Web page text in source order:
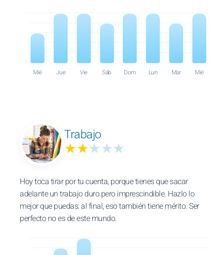
Mié Jue Vie Sáb Dom Lun Mar Mié
Trabajo
★★★★★
Hoy toca tirar por tu cuenta, porque tienes que sacar
adelante un trabajo duro pero imprescindible. Hazlo lo
mejor que puedas: al final, eso también tiene mérito. Ser
perfecto no es de este mundo.